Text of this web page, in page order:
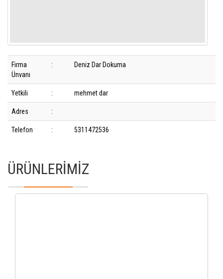
Firma
Ünvanı
: Deniz Dar Dokuma
Yetkili : mehmet dar
Adres :
Telefon : 5311472536
ÜRÜNLERİMİZ